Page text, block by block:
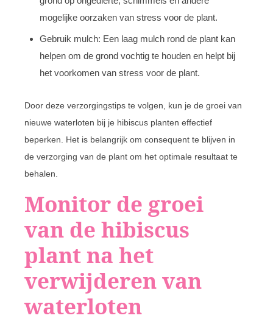
mogelijke oorzaken van stress voor de plant.
Gebruik mulch: Een laag mulch rond de plant kan
helpen om de grond vochtig te houden en helpt bij
het voorkomen van stress voor de plant.
Door deze verzorgingstips te volgen, kun je de groei van
nieuwe waterloten bij je hibiscus planten effectief
beperken. Het is belangrijk om consequent te blijven in
de verzorging van de plant om het optimale resultaat te
behalen.
Monitor de groei
van de hibiscus
plant na het
verwijderen van
waterloten